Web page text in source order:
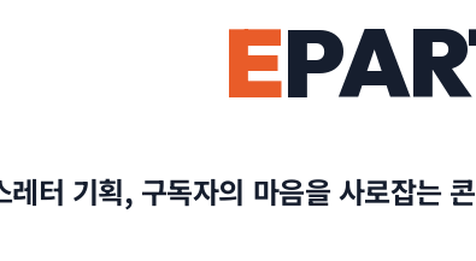
E
레터 기획, 구독자의 마음을 사로잡는